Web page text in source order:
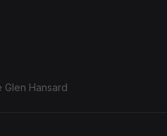
Glen Hansard